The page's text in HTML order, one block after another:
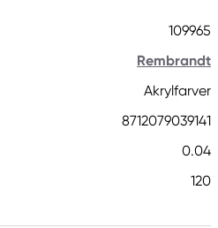
109965
Rembrandt
Akrylfarver
8712079039141
0.04
120